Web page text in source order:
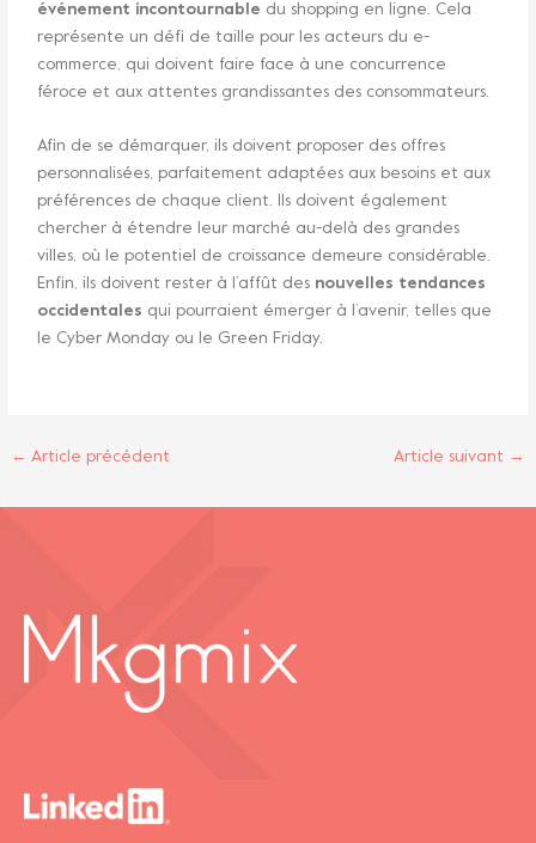
événement incontournable du shopping en ligne. Cela
représente un défi de taille pour les acteurs du e-
commerce, qui doivent faire face à une concurrence
féroce et aux attentes grandissantes des consommateurs.
Afin de se démarquer, ils doivent proposer des offres
personnalisées, parfaitement adaptées aux besoins et aux
préférences de chaque client. Ils doivent également
chercher à étendre leur marché au-delà des grandes
villes, où le potentiel de croissance demeure considérable.
Enfin, ils doivent rester à l’affût des nouvelles tendances
occidentales qui pourraient émerger à l’avenir, telles que
le Cyber Monday ou le Green Friday.
← Article précédent Article suivant →